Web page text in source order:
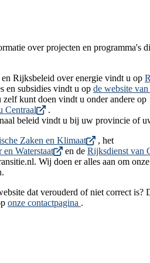
over projecten en programma's
Rijksbeleid over energie vindt u op
en subsidies vindt u op de website
kunt doen vindt u onder andere op
Centraal
.
beleid vindt u bij uw provincie of
Zaken en Klimaat
, het
Waterstaat
en de Rijksdienst van
Wij doen er alles aan om
dat verouderd of niet correct is?
onze contactpagina .